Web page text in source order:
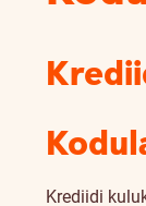
Krediidi